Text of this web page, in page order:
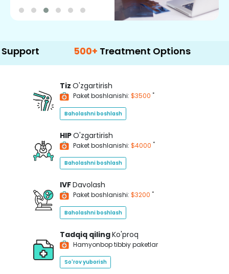
500+ Treatment Options
Tiz O'zgartirish
Paket boshlanishi: $3500 *
Baholashni boshlash
HIPO'zgartirish
Paket boshlanishi: $4000 *
Baholashni boshlash
IVFDavolash
Paket boshlanishi: $3200 *
Baholashni boshlash
Tadqiq qilingKo'proq
Hamyonbop tibbiy paketlar
So'rov yuborish